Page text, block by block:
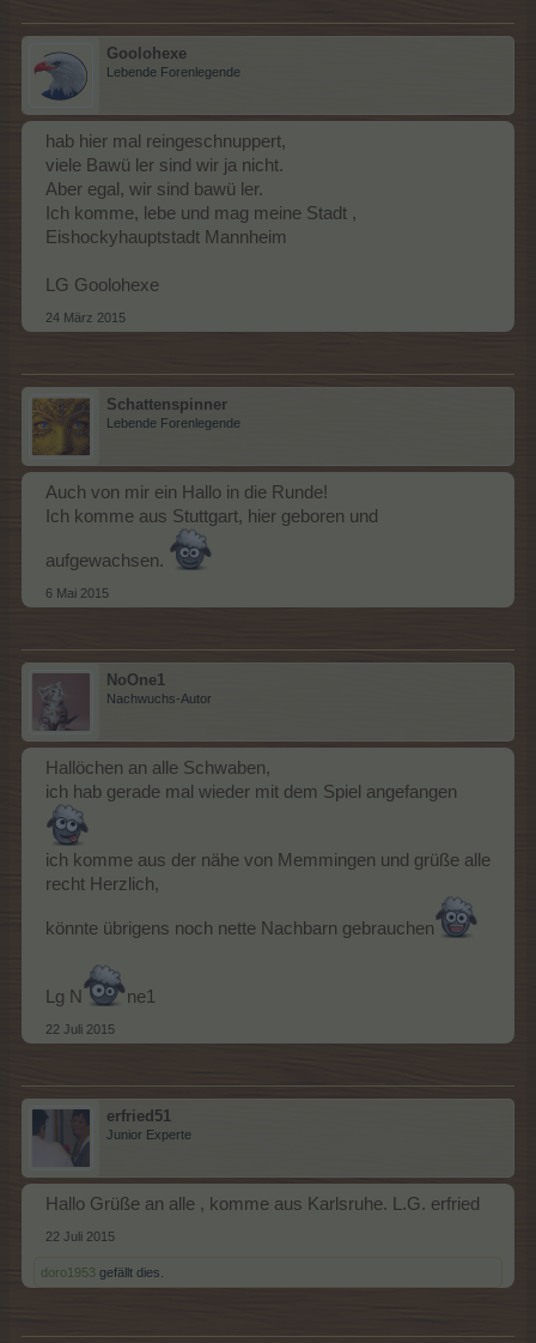
Goolohexe
Lebende Forenlegende
hab hier mal reingeschnuppert,
viele Bawü ler sind wir ja nicht.
Aber egal, wir sind bawü ler.
Ich komme, lebe und mag meine Stadt ,
Eishockyhauptstadt Mannheim
LG Goolohexe
24 März 2015
Schattenspinner
Lebende Forenlegende
Auch von mir ein Hallo in die Runde!
Ich komme aus Stuttgart, hier geboren und
aufgewachsen.
6 Mai 2015
NoOne1
Nachwuchs-Autor
Hallöchen an alle Schwaben,
ich hab gerade mal wieder mit dem Spiel angefangen
ich komme aus der nähe von Memmingen und grüße alle
recht Herzlich,
könnte übrigens noch nette Nachbarn gebrauchen
Lg N ne1
22 Juli 2015
erfried51
Junior Experte
Hallo Grüße an alle , komme aus Karlsruhe. L.G. erfried
22 Juli 2015
doro1953 gefällt dies.